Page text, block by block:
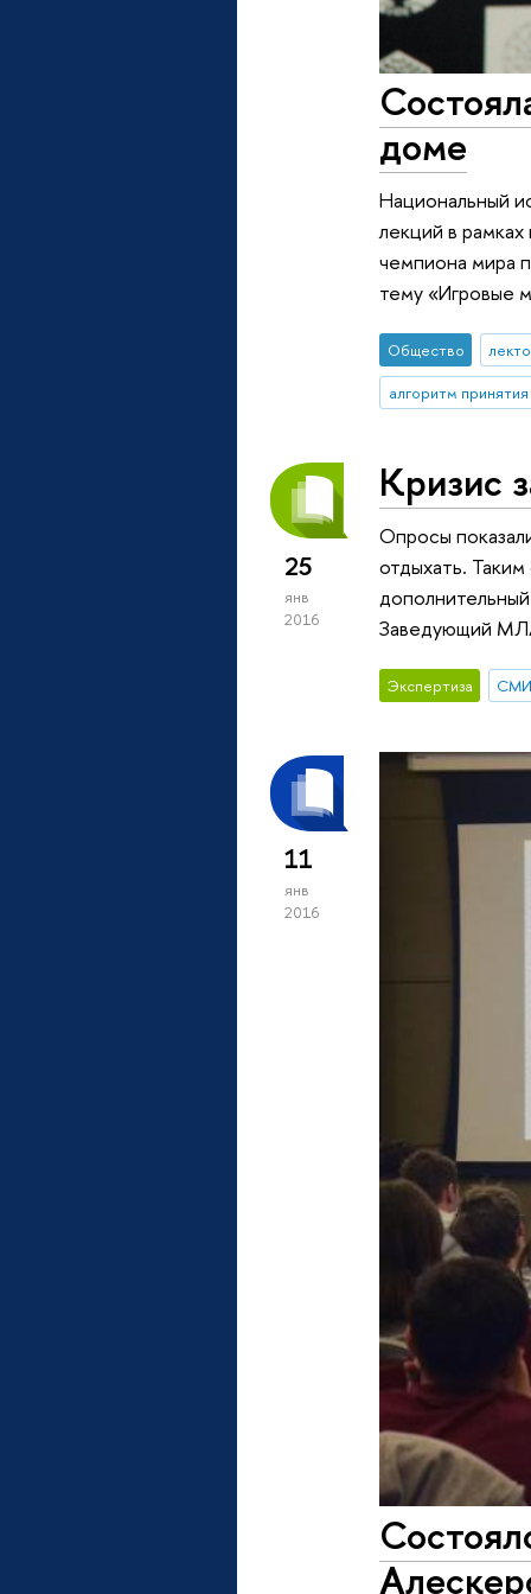
доме
Национальный
лекций в
чемпиона мира
тему «Игровые
Общество
алгоритм
25
янв
2016
Кризис
Опросы
отдыхать.
Заведующий
Экспертиза
11
янв
2016